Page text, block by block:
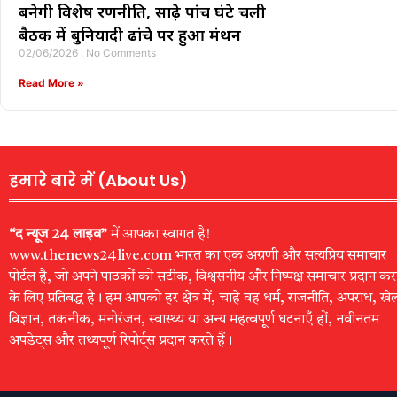
बनेगी विशेष रणनीति, साढ़े पांच घंटे चली
बैठक में बुनियादी ढांचे पर हुआ मंथन
02/06/2026 No Comments
Read More »
हमारे बारे में (About Us)
“द न्यूज 24 लाइव”में आपका स्वागत है!
www.thenews24live.com भारत का एक अग्रणी और सत्यप्रिय समाचार
पोर्टल है, जो अपने पाठकों को सटीक, विश्वसनीय और निष्पक्ष समाचार प्रदान
के लिए प्रतिबद्ध है। हम आपको हर क्षेत्र में, चाहे वह धर्म, राजनीति, अपराध,
विज्ञान, तकनीक, मनोरंजन, स्वास्थ्य या अन्य महत्वपूर्ण घटनाएँ हों, नवीनतम
अपडेट्स और तथ्यपूर्ण रिपोर्ट्स प्रदान करते हैं।